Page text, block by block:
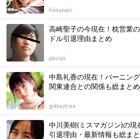
himawari
高崎聖子の今現在！枕営業
ドル引退理由まとめ
passpi
中島礼香の現在！バーニン
関東連合との関係も総まとめ
goboutree
中川美樹(ミスマガジン)の現
引退理由・最新情報も総ま